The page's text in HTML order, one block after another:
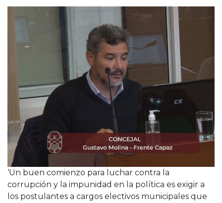
‘Un buen comienzo para luchar contra la
corrupción y la impunidad en la política es exigir a
los postulantes a cargos electivos municipales que